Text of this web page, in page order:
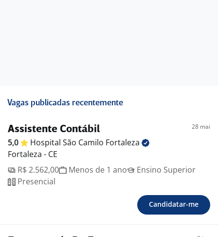
Vagas publicadas recentemente
Assistente Contábil 28 mai
5,0 Hospital São Camilo Fortaleza
Fortaleza - CE
R$ 2.562,00
Menos de 1 ano
Ensino Superior
Presencial
Candidatar-me